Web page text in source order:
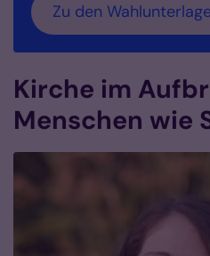
Zu den
Kirche im
Menschen wie